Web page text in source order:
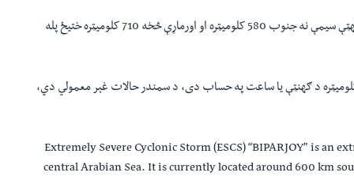
کلوميټره او اورماړې څخه 710 کلوميټره ختيځ پله
د ګهنټې يا ساعت په حساب دی، د سمندر حالات غېر معمولي دي،
Extremely Severe Cyclonic Storm (ESCS) “BIPARJOY” is an
central Arabian Sea. It is currently located around 600 km